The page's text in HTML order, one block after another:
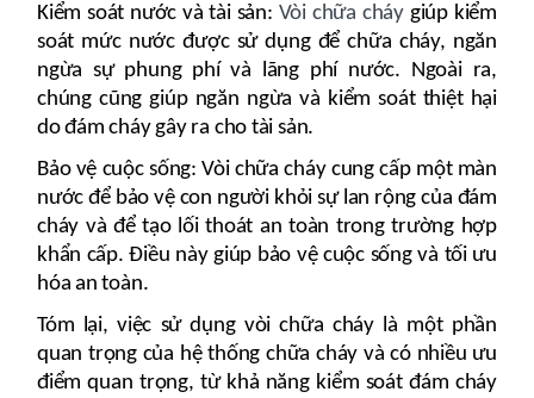
Kiểm soát nước và tài sản: Vòi chữa cháy giúp kiểm
soát mức nước được sử dụng để chữa cháy, ngăn
ngừa sự phung phí và lãng phí nước. Ngoài ra,
chúng cũng giúp ngăn ngừa và kiểm soát thiệt hại
do đám cháy gây ra cho tài sản.
Bảo vệ cuộc sống: Vòi chữa cháy cung cấp một màn
nước để bảo vệ con người khỏi sự lan rộng của đám
cháy và để tạo lối thoát an toàn trong trường hợp
khẩn cấp. Điều này giúp bảo vệ cuộc sống và tối ưu
hóa an toàn.
Tóm lại, việc sử dụng vòi chữa cháy là một phần
quan trọng của hệ thống chữa cháy và có nhiều ưu
điểm quan trọng, từ khả năng kiểm soát đám cháy